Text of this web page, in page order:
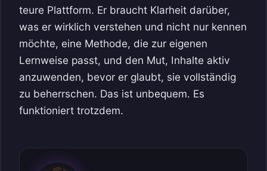
teure Plattform. Er braucht Klarheit darüber,
was er wirklich verstehen und nicht nur kennen
möchte, eine Methode, die zur eigenen
Lernweise passt, und den Mut, Inhalte aktiv
anzuwenden, bevor er glaubt, sie vollständig
zu beherrschen. Das ist unbequem. Es
funktioniert trotzdem.